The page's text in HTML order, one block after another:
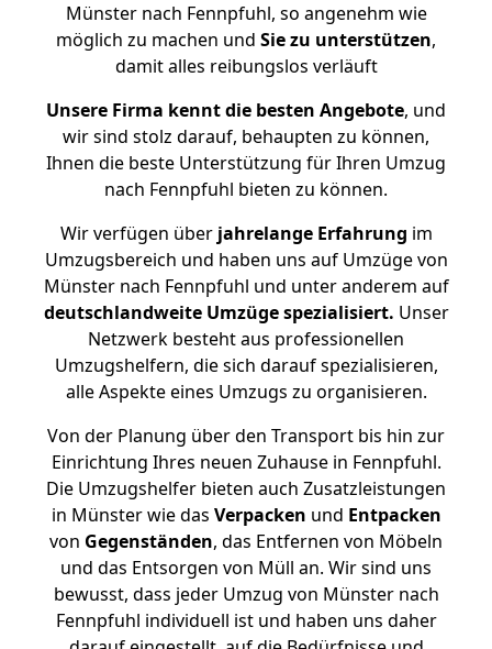
Münster nach Fennpfuhl, so angenehm wie
möglich zu machen und Sie zu unterstützen,
damit alles reibungslos verläuft
Unsere Firma kennt die besten Angebote, und
wir sind stolz darauf, behaupten zu können,
Ihnen die beste Unterstützung für Ihren Umzug
nach Fennpfuhl bieten zu können.
Wir verfügen überjahrelange Erfahrung im
Umzugsbereich und haben uns auf Umzüge von
Münster nach Fennpfuhl und unter anderem auf
deutschlandweite Umzüge spezialisiert. Unser
Netzwerk besteht aus professionellen
Umzugshelfern, die sich darauf spezialisieren,
alle Aspekte eines Umzugs zu organisieren.
Von der Planung über den Transport bis hin zur
Einrichtung Ihres neuen Zuhause in Fennpfuhl.
Die Umzugshelfer bieten auch Zusatzleistungen
in Münster wie das Verpacken und Entpacken
von Gegenständen, das Entfernen von Möbeln
und das Entsorgen von Müll an. Wir sind uns
bewusst, dass jeder Umzug von Münster nach
Fennpfuhl individuell ist und haben uns daher